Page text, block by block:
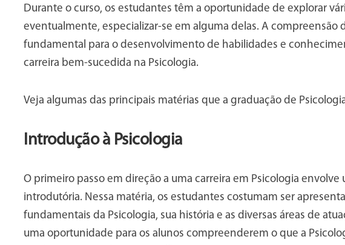
Durante o curso, os estudantes têm a oportunidade de explorar
eventualmente, especializar-se em alguma delas. A compreensão
fundamental para o desenvolvimento de habilidades e
carreira bem-sucedida na Psicologia.
Veja algumas das principais matérias que a graduação de
Introdução à Psicologia
O primeiro passo em direção a uma carreira em Psicologia envolve
introdutória. Nessa matéria, os estudantes costumam ser
fundamentais da Psicologia, sua história e as diversas áreas de
uma oportunidade para os alunos compreenderem o que a